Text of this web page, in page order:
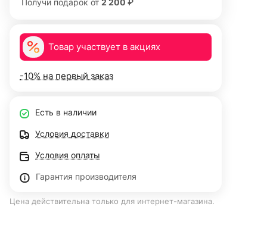
Получи подарок от 2 200 ₽
Товар участвует в акциях
-10% на первый заказ
Есть в наличии
Условия доставки
Условия оплаты
Гарантия производителя
Цена действительна только для интернет-магазина.